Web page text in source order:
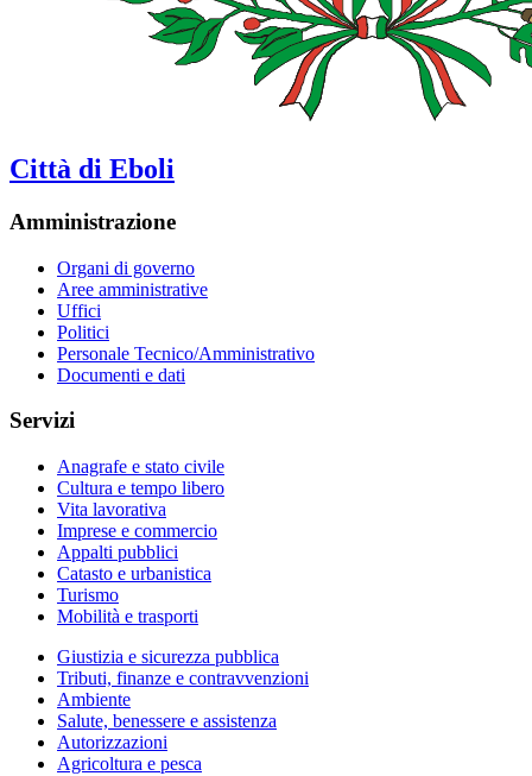
Città di Eboli
Amministrazione
Organi di governo
Aree amministrative
Uffici
Politici
Personale Tecnico/Amministrativo
Documenti e dati
Servizi
Anagrafe e stato civile
Cultura e tempo libero
Vita lavorativa
Imprese e commercio
Appalti pubblici
Catasto e urbanistica
Turismo
Mobilità e trasporti
Giustizia e sicurezza pubblica
Tributi, finanze e contravvenzioni
Ambiente
Salute, benessere e assistenza
Autorizzazioni
Agricoltura e pesca